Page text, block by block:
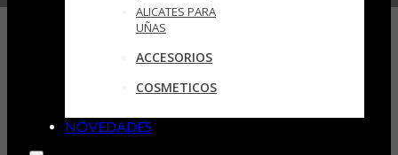
ALICATES PARA
UÑAS
ACCESORIOS
COSMETICOS
NOVEDADES